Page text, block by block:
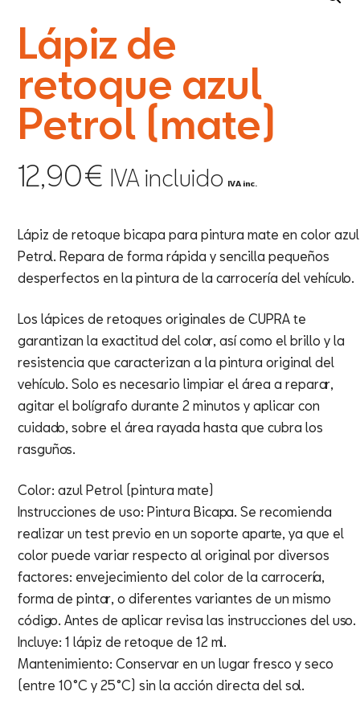
Lápiz de
retoque azul
Petrol (mate)
12,90€ IVA incluido IVA inc.
Lápiz de retoque bicapa para pintura mate en color azul
Petrol. Repara de forma rápida y sencilla pequeños
desperfectos en la pintura de la carrocería del vehículo.
Los lápices de retoques originales de CUPRA te
garantizan la exactitud del color, así como el brillo y la
resistencia que caracterizan a la pintura original del
vehículo. Solo es necesario limpiar el área a reparar,
agitar el bolígrafo durante 2 minutos y aplicar con
cuidado, sobre el área rayada hasta que cubra los
rasguños.
Color: azul Petrol (pintura mate)
Instrucciones de uso: Pintura Bicapa. Se recomienda
realizar un test previo en un soporte aparte, ya que el
color puede variar respecto al original por diversos
factores: envejecimiento del color de la carrocería,
forma de pintar, o diferentes variantes de un mismo
código. Antes de aplicar revisa las instrucciones del uso.
Incluye: 1 lápiz de retoque de 12 ml.
Mantenimiento: Conservar en un lugar fresco y seco
(entre 10°C y 25°C) sin la acción directa del sol.